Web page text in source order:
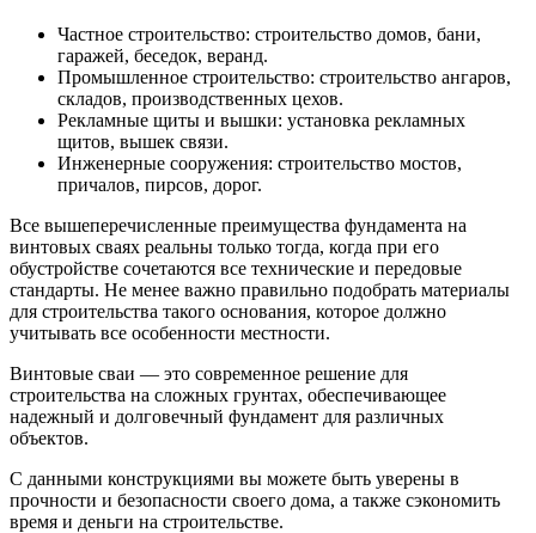
Частное строительство: строительство домов, бани,
гаражей, беседок, веранд.
Промышленное строительство: строительство ангаров,
складов, производственных цехов.
Рекламные щиты и вышки: установка рекламных
щитов, вышек связи.
Инженерные сооружения: строительство мостов,
причалов, пирсов, дорог.
Все вышеперечисленные преимущества фундамента на
винтовых сваях реальны только тогда, когда при его
обустройстве сочетаются все технические и передовые
стандарты. Не менее важно правильно подобрать материалы
для строительства такого основания, которое должно
учитывать все особенности местности.
Винтовые сваи — это современное решение для
строительства на сложных грунтах, обеспечивающее
надежный и долговечный фундамент для различных
объектов.
С данными конструкциями вы можете быть уверены в
прочности и безопасности своего дома, а также сэкономить
время и деньги на строительстве.